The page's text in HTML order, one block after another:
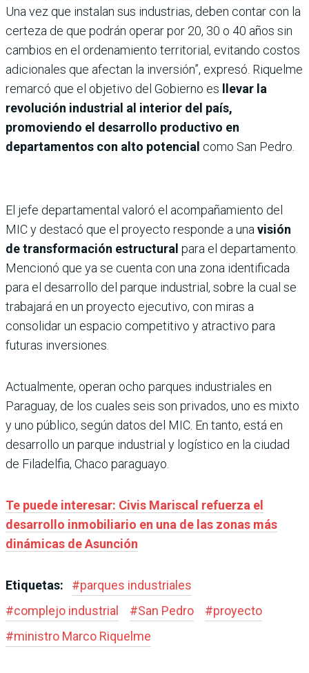
Una vez que instalan sus industrias, deben contar con la
certeza de que podrán operar por 20, 30 o 40 años sin
cambios en el ordenamiento territorial, evitando costos
adicionales que afectan la inversión”, expresó. Riquelme
remarcó que el objetivo del Gobierno es llevar la
revolución industrial al interior del país,
promoviendo el desarrollo productivo en
departamentos con alto potencial como San Pedro.
El jefe departamental valoró el acompañamiento del
MIC y destacó que el proyecto responde a una visión
de transformación estructural para el departamento.
Mencionó que ya se cuenta con una zona identificada
para el desarrollo del parque industrial, sobre la cual se
trabajará en un proyecto ejecutivo, con miras a
consolidar un espacio competitivo y atractivo para
futuras inversiones.
Actualmente, operan ocho parques industriales en
Paraguay, de los cuales seis son privados, uno es mixto
y uno público, según datos del MIC. En tanto, está en
desarrollo un parque industrial y logístico en la ciudad
de Filadelfia, Chaco paraguayo.
Te puede interesar: Civis Mariscal refuerza el
desarrollo inmobiliario en una de las zonas más
dinámicas de Asunción
Etiquetas: #parques industriales
#complejo industrial #San Pedro #proyecto
#ministro Marco Riquelme